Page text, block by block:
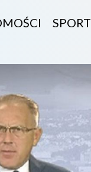
SPORT